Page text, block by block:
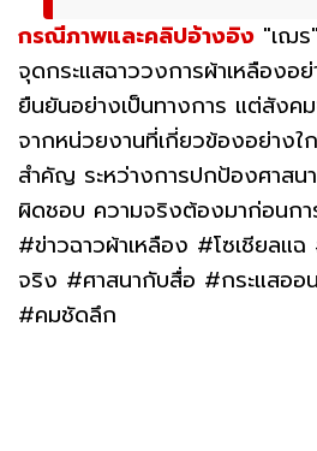
กรณีภาพและคลิปอ้างอิง "เฌร
จุดกระแสฉาววงการผ้าเหลืองอ
ยืนยันอย่างเป็นทางการ แต่สังค
จากหน่วยงานที่เกี่ยวข้องอย่าง
สำคัญ ระหว่างการปกป้องศาสน
ผิดชอบ ความจริงต้องมาก่อนก
#ข่าวฉาวผ้าเหลือง #โซเชียลแ
จริง #ศาสนากับสื่อ #กระแสออ
#คมชัดลึก